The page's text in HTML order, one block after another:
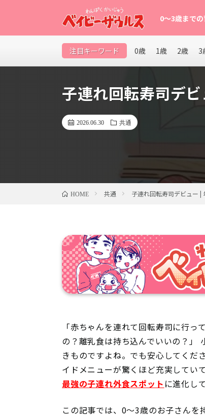
0〜3歳の赤ちゃん・幼児を育てるパパママ向け育
0〜3歳まで
注目キーワード 0歳 1歳 2歳 3
子連れ回転寿司デ
2026.06.30 共通
HOME 共通 子連れ回転寿司デビュー |
「赤ちゃんを連れて回転寿司に行
の？離乳食は持ち込んでいいの？」
きものですよね。でも安心してくだ
イドメニューが驚くほど充実してい
最強の子連れ外食スポット に進化し
この記事では、0〜3歳のお子さん